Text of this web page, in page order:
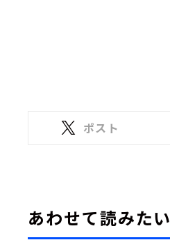
ポスト
あわせて読みたい